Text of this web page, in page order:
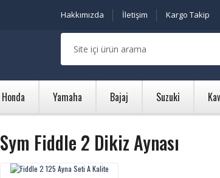
Hakkımızda İletişim Kargo Takip
Honda Yamaha Bajaj Suzuki
Sym Fiddle 2 Dikiz Aynası